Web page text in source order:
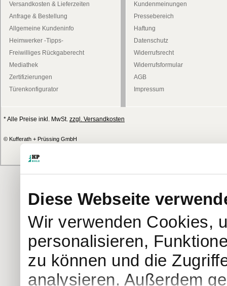
Diese Webseite
Wir verwenden Cookies,
personalisieren,
zu können und die
analysieren. Außerdem
Versandkosten & Lieferzeiten
Anfrage & Bestellung
Allgemeine Kundeninfo
Heimwerker -Tipps-
Freiwilliges Rückgaberecht
Mediathek
Zertifizierungen
Türenkonfigurator
Kundenmeinungen
Pressebereich
Haftung
Datenschutz
Widerrufsrecht
Widerrufsformular
AGB
Impressum
* Alle Preise inkl. MwSt. zzgl. Versandkosten
© Kufferath + Prüssing GmbH